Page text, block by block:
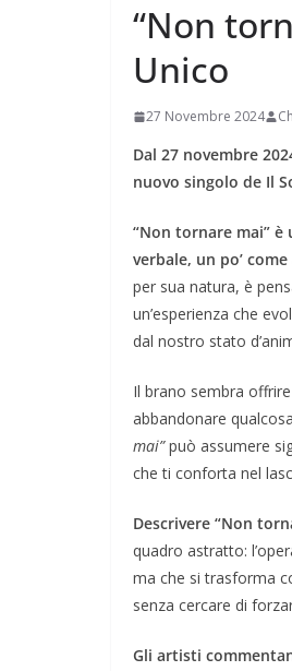
“Non
Unico
27 Novembre 2024
Dal 27 novembre
nuovo singolo de Il
“Non tornare mai” è
verbale, un po’
per sua natura, è
un’esperienza che
dal nostro stato
Il brano sembra
abbandonare
mai”può assumere
che ti conforta nel
Descrivere “Non
quadro astratto:
ma che si trasforma
senza cercare di
Gli artisti